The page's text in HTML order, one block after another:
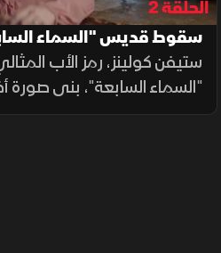
الحلقة 2
سقوط قديس "السماء
ستيفن كولينز، رمز الأب
"السماء السابعة"، بنى صورة
تسجيلًا